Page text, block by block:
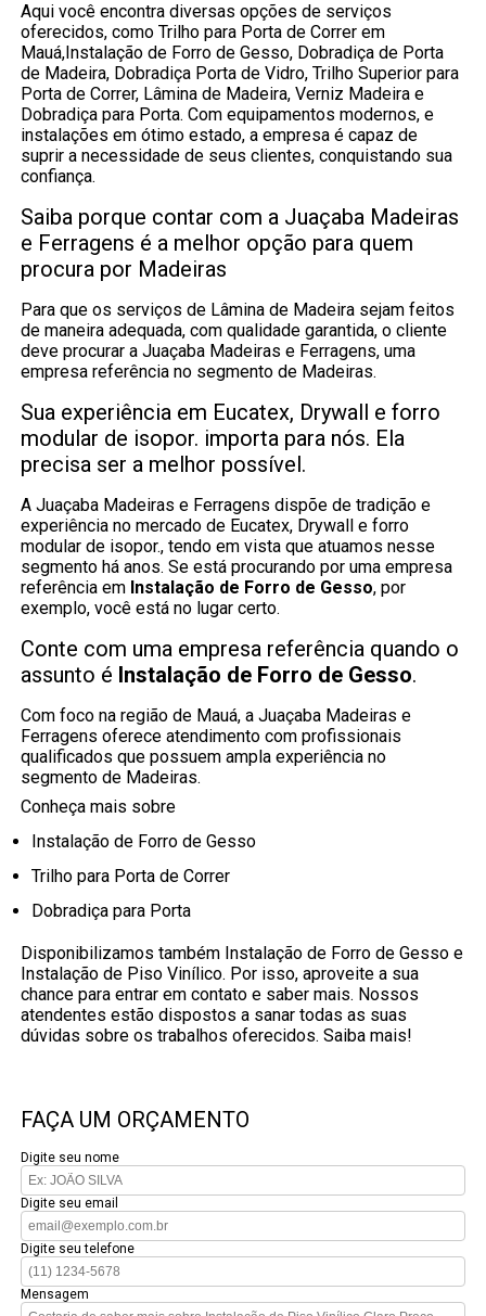
Aqui você encontra diversas opções de serviços
oferecidos, como Trilho para Porta de Correr em
Mauá,Instalação de Forro de Gesso, Dobradiça de Porta
de Madeira, Dobradiça Porta de Vidro, Trilho Superior para
Porta de Correr, Lâmina de Madeira, Verniz Madeira e
Dobradiça para Porta. Com equipamentos modernos, e
instalações em ótimo estado, a empresa é capaz de
suprir a necessidade de seus clientes, conquistando sua
confiança.
Saiba porque contar com a Juaçaba Madeiras
e Ferragens é a melhor opção para quem
procura por Madeiras
Para que os serviços de Lâmina de Madeira sejam feitos
de maneira adequada, com qualidade garantida, o cliente
deve procurar a Juaçaba Madeiras e Ferragens, uma
empresa referência no segmento de Madeiras.
Sua experiência em Eucatex, Drywall e forro
modular de isopor. importa para nós. Ela
precisa ser a melhor possível.
A Juaçaba Madeiras e Ferragens dispõe de tradição e
experiência no mercado de Eucatex, Drywall e forro
modular de isopor., tendo em vista que atuamos nesse
segmento há anos. Se está procurando por uma empresa
referência em Instalação de Forro de Gesso, por
exemplo, você está no lugar certo.
Conte com uma empresa referência quando o
assunto é Instalação de Forro de Gesso.
Com foco na região de Mauá, a Juaçaba Madeiras e
Ferragens oferece atendimento com profissionais
qualificados que possuem ampla experiência no
segmento de Madeiras.
Conheça mais sobre
Instalação de Forro de Gesso
Trilho para Porta de Correr
Dobradiça para Porta
Disponibilizamos também Instalação de Forro de Gesso e
Instalação de Piso Vinílico. Por isso, aproveite a sua
chance para entrar em contato e saber mais. Nossos
atendentes estão dispostos a sanar todas as suas
dúvidas sobre os trabalhos oferecidos. Saiba mais!
FAÇA UM ORÇAMENTO
Digite seu nome
Digite seu email
Digite seu telefone
Mensagem